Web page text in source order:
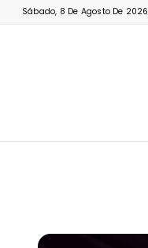
Sábado, 8 De Agosto De 2026